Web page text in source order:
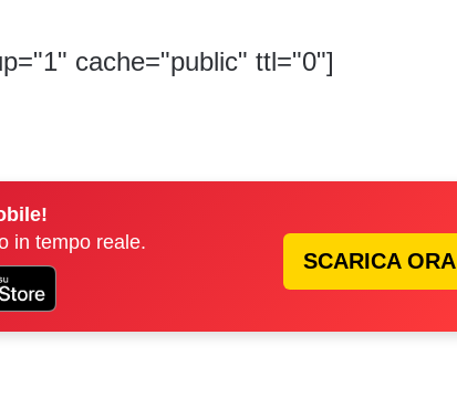
cache="public" ttl="0"]
in tempo reale.
SCARICA ORA